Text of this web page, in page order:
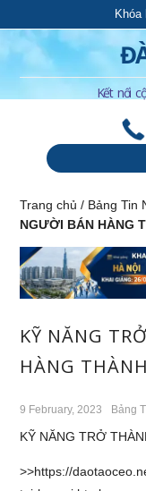
Khóa
Kết nối
Trang chủ / Bảng Tin
NGƯỜI BÁN HÀNG
KỸ NĂNG
HÀNG
9 February, 2023 Bảng
KỸ NĂNG TRỞ
>>https://